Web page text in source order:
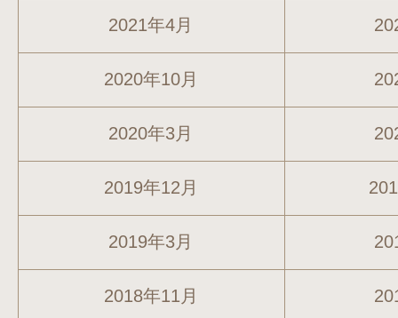
2021年4月
2020年10月
2020年3月
2019年12月
2019年3月
2018年11月